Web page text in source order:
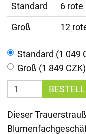
Standard
6 rote
Groß
12
Standard (1 049
Groß (1 849 CZK)
Dieser